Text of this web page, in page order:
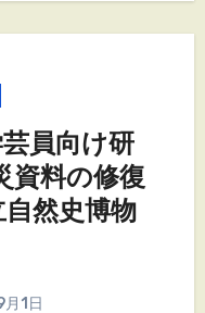
員向け研
資料の修復
然史博物
1日